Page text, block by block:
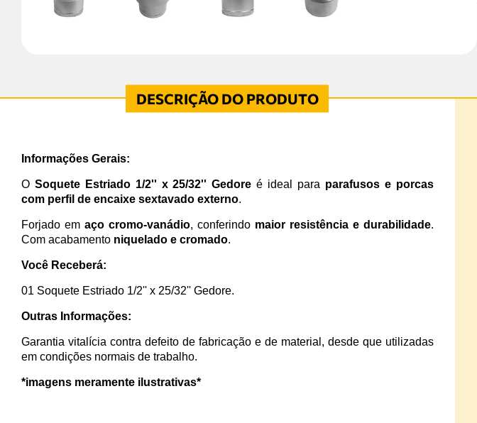
Informações Gerais:
O Soquete Estriado 1/2'' x 25/32'' Gedore é ideal para parafusos e porcas
com perfil de encaixe sextavado externo.
Forjado em aço cromo-vanádio, conferindo maior resistência e durabilidade.
Com acabamento niquelado e cromado.
Você Receberá:
01 Soquete Estriado 1/2'' x 25/32'' Gedore.
Outras Informações:
Garantia vitalícia contra defeito de fabricação e de material, desde que utilizadas
em condições normais de trabalho.
*imagens meramente ilustrativas*